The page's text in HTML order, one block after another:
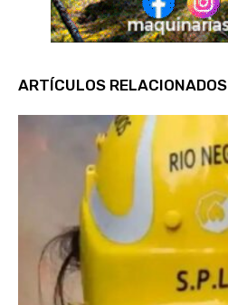
ARTÍCULOS RELACIONADOS